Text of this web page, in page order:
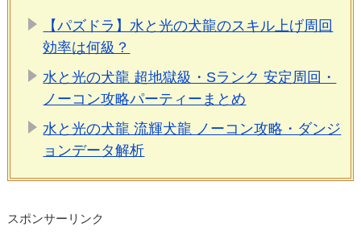
【パズドラ】水と光の犬龍のスキル上げ周回
効率は何級？
水と光の犬龍 超地獄級・Sランク 安定周回・
ノーコン攻略パーティーまとめ
水と光の犬龍 流輝犬龍 ノーコン攻略・ダンジ
ョンデータ解析
スポンサーリンク